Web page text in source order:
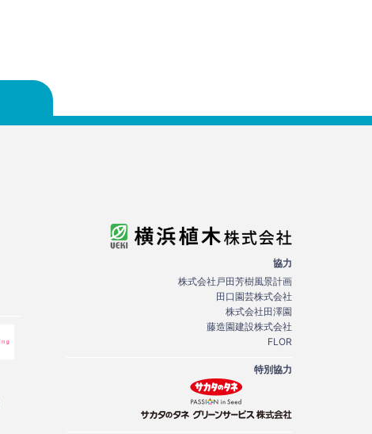
協力
株式会社戸田芳樹風景計画
田口園芸株式会社
株式会社田澤園
藤造園建設株式会社
FLOR
特別協力